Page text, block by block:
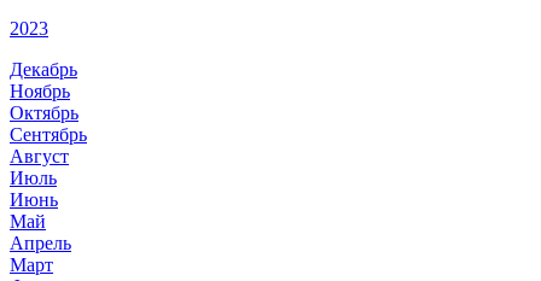
2023
Декабрь
Ноябрь
Октябрь
Сентябрь
Август
Июль
Июнь
Май
Апрель
Март